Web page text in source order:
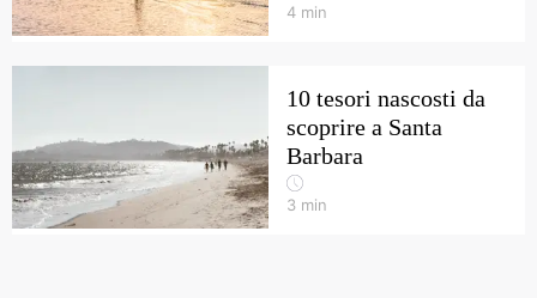
4 min
10 tesori nascosti da
scoprire a Santa
Barbara
3 min